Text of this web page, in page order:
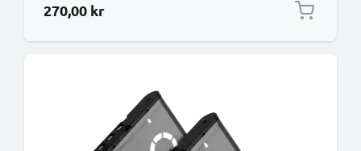
270,00 kr